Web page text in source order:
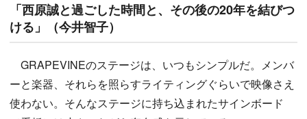
「西原誠と過ごした時間と、その後の20年を結びつ
ける」（今井智子）
GRAPEVINEのステージは、いつもシンプルだ。メンバ
ーと楽器、それらを照らすライティングぐらいで映像さえ
使わない。そんなステージに持ち込まれたサインボード